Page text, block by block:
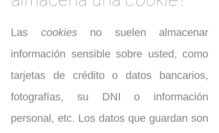
Las cookiesno suelen almacenar
información sensible sobre usted, como
tarjetas de crédito o datos bancarios,
fotografías, su DNI o información
personal, etc. Los datos que guardan son